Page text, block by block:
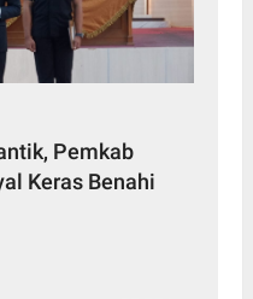
Pemkab
Keras Benahi